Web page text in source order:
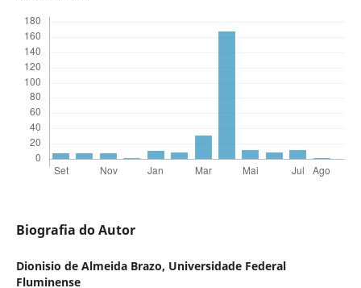
Biografia do Autor
Dionisio de Almeida Brazo, Universidade Federal
Fluminense